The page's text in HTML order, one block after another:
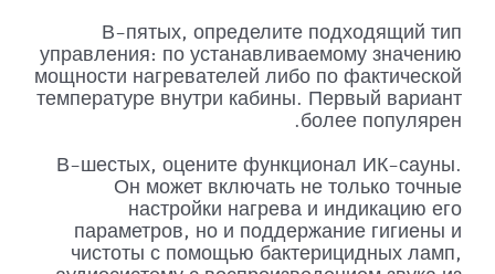
В-пятых, определите подходящий тип
управления: по устанавливаемому значению
мощности нагревателей либо по фактической
температуре внутри кабины. Первый вариант
более популярен.
В-шестых, оцените функционал ИК-сауны.
Он может включать не только точные
настройки нагрева и индикацию его
параметров, но и поддержание гигиены и
чистоты с помощью бактерицидных ламп,